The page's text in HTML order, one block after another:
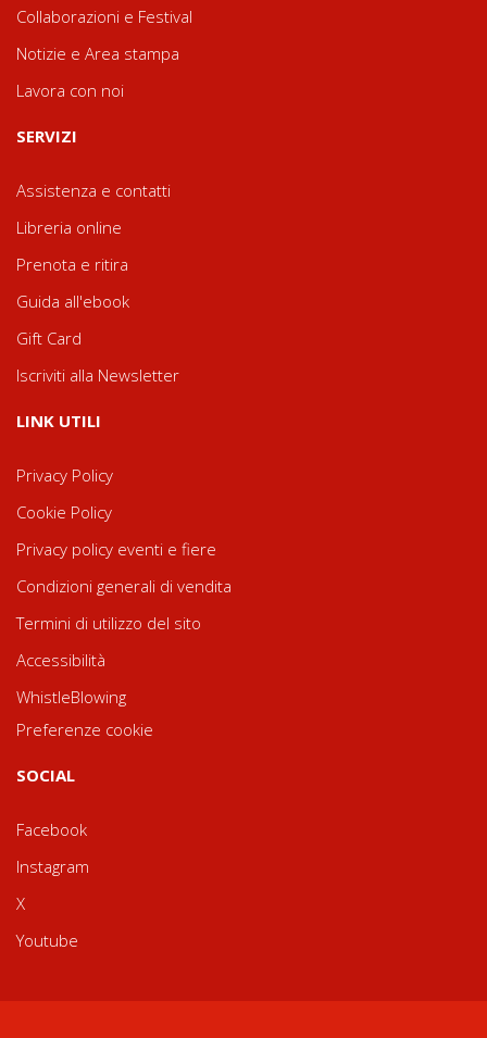
Collaborazioni e Festival
Notizie e Area stampa
Lavora con noi
SERVIZI
Assistenza e contatti
Libreria online
Prenota e ritira
Guida all'ebook
Gift Card
Iscriviti alla Newsletter
LINK UTILI
Privacy Policy
Cookie Policy
Privacy policy eventi e fiere
Condizioni generali di vendita
Termini di utilizzo del sito
Accessibilità
WhistleBlowing
Preferenze cookie
SOCIAL
Facebook
Instagram
X
Youtube